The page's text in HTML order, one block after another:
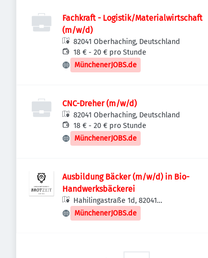
Fachkraft - Logistik/Materialwirtschaft
(m/w/d)
82041 Oberhaching, Deutschland
18 € - 20 € pro Stunde
MünchenerJOBS.de
CNC-Dreher (m/w/d)
82041 Oberhaching, Deutschland
18 € - 20 € pro Stunde
MünchenerJOBS.de
Ausbildung Bäcker (m/w/d) in Bio-
Handwerksbäckerei
Hahilingastraße 1d, 82041
Oberhaching, Deutschland
MünchenerJOBS.de